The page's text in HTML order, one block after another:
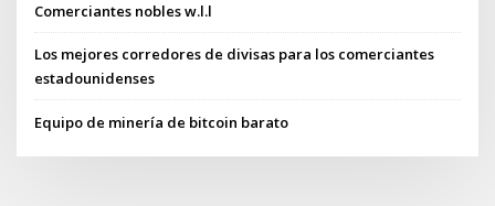
Comerciantes nobles w.l.l
Los mejores corredores de divisas para los comerciantes
estadounidenses
Equipo de minería de bitcoin barato